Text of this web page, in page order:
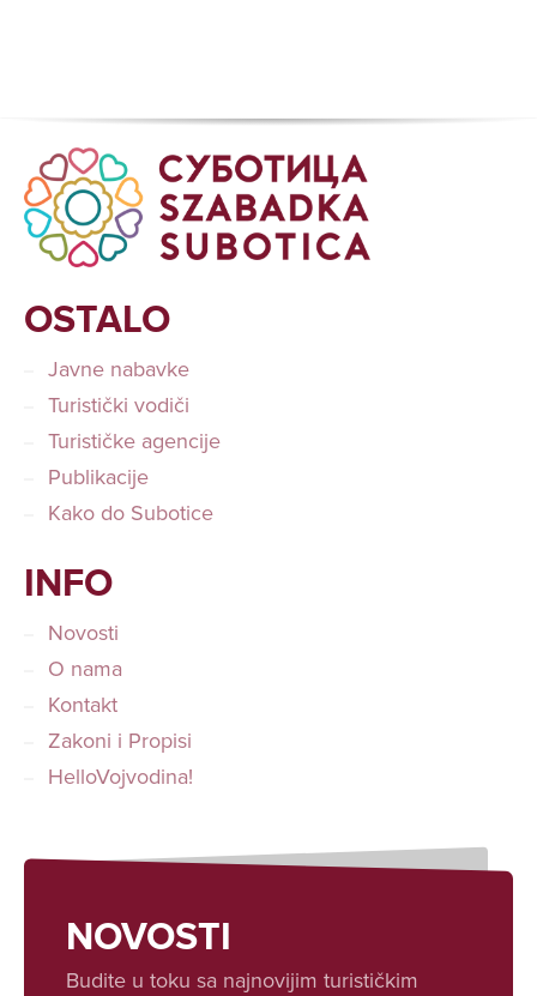
OSTALO
Javne nabavke
Turistički vodiči
Turističke agencije
Publikacije
Kako do Subotice
INFO
Novosti
O nama
Kontakt
Zakoni i Propisi
HelloVojvodina!
NOVOSTI
Budite u toku sa najnovijim turističkim